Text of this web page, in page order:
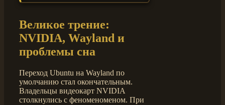
Великое трение:
NVIDIA, Wayland и
проблемы сна
Переход Ubuntu на Wayland по
умолчанию стал окончательным.
Владельцы видеокарт NVIDIA
столкнулись с феноменоменом. При